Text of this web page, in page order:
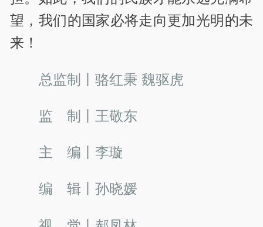
望，我们的国家必将走向更加光明的未
来！
总监制丨骆红秉 魏驱虎
监 制丨王敬东
主 编丨李璇
编 辑丨孙晓媛